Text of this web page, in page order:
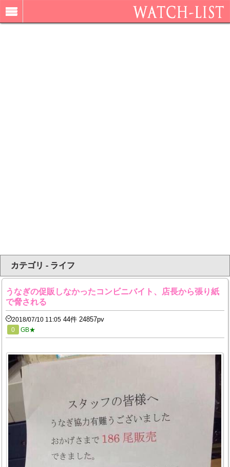
カテゴリ - ライフ
うなぎの促販しなかったコンビニバイト、店長から張り紙
で脅される
2018/07/10 11:05 44件 24857pv
0 GB★